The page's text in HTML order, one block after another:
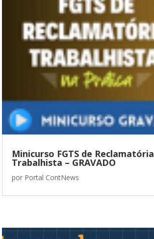
Minicurso FGTS de Reclamatória
Trabalhista – GRAVADO
por Portal ContNews